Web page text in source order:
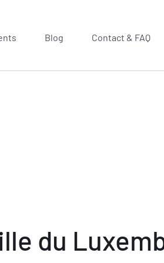
Blog Contact & FAQ
du